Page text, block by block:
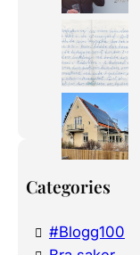
Categories
#Blogg100